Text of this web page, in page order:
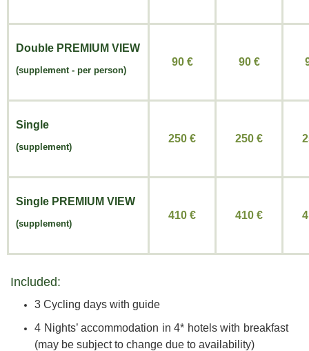
Double PREMIUM VIEW
(supplement - per person)
90 € 90 €
Single
(supplement)
250 € 250 €
Single PREMIUM VIEW
(supplement)
410 € 410 €
Included:
3 Cycling days with guide
4 Nights’ accommodation in 4* hotels with breakfast
(may be subject to change due to availability)